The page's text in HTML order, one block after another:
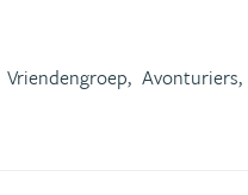
Vriendengroep, Avonturiers,